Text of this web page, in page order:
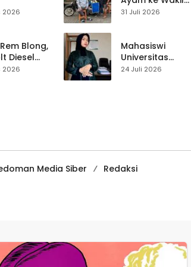
Ta’lim
2026
Blong,
Diesel
di Jalur
2026
Ketua DPRD, H.
Pasar Cisaat
31 Juli 2026
Mahasiswi
Universitas
Muhammadiyah
24 Juli 2026
Media Siber
Redaksi